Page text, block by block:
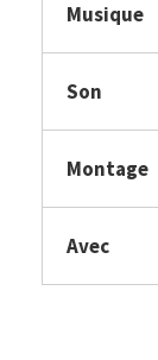
Musique
Son
Montage
Avec